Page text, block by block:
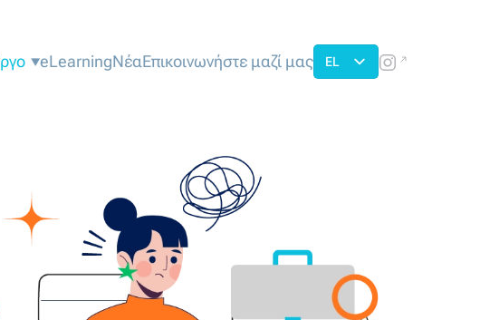
eLearningΝέαΕπικοινωνήστε μαζί μας EL